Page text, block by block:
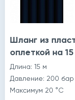
Шланг из
оплеткой на
Длина: 15 м
Давление: 200 бар
Максимум 20 °C